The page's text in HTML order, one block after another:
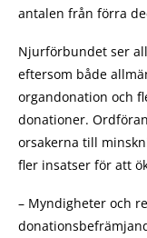
antalen från förra
Njurförbundet ser
eftersom både
organdonation och
donationer.
orsakerna till
fler insatser för att
– Myndigheter och